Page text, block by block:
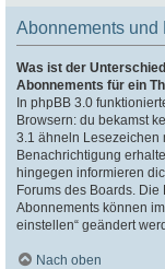
Abonnements und
Was ist der
Abonnements für ein
In phpBB 3.0
Browsern: du bekamst
3.1 ähneln Lesezeichen
Benachrichtigung
hingegen informieren
Forums des Boards.
Abonnements können
einstellen“ geändert
Nach oben